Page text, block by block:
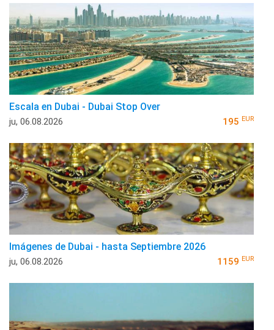
Escala en Dubai - Dubai Stop Over
ju, 06.08.2026 195 EUR
Imágenes de Dubai - hasta Septiembre 2026
ju, 06.08.2026 1159 EUR